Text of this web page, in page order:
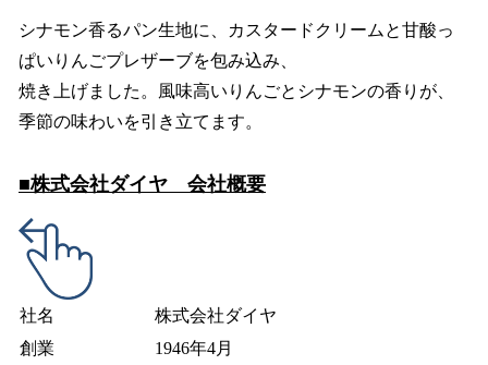
シナモン香るパン生地に、カスタードクリームと甘酸っ
ぱいりんごプレザーブを包み込み、
焼き上げました。風味高いりんごとシナモンの香りが、
季節の味わいを引き立てます。
■株式会社ダイヤ 会社概要
社名
株式会社ダイヤ
創業
1946年4月